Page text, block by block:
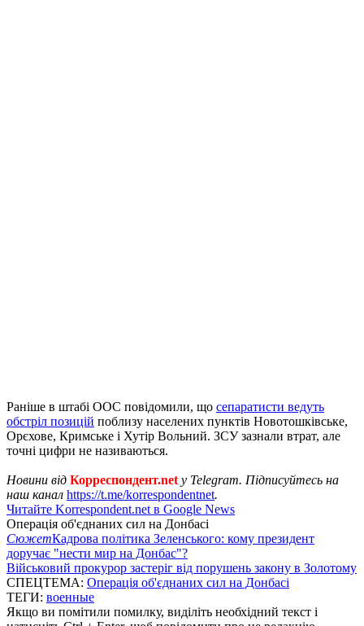
Раніше в штабі ООС повідомили, що сепаратисти ведуть
обстріл позицій поблизу населених пунктів Новотошківське,
Орєхове, Кримське і Хутір Вольний. ЗСУ зазнали втрат, але
точні цифри не називаються.
Новини від Корреспондент.net у Telegram. Підписуйтесь на
наш канал https://t.me/korrespondentnet.
Читайте Korrespondent.net в Google News
Операція об'єднаних сил на Донбасі
СюжетКадрова політика Зеленського: кому президент
доручає "нести мир на Донбас"?
Військовий прокурор застеріг від порушень закону в Золотому
СПЕЦТЕМА: Операція об'єднаних сил на Донбасі
ТЕГИ: военные
Якщо ви помітили помилку, виділіть необхідний текст і